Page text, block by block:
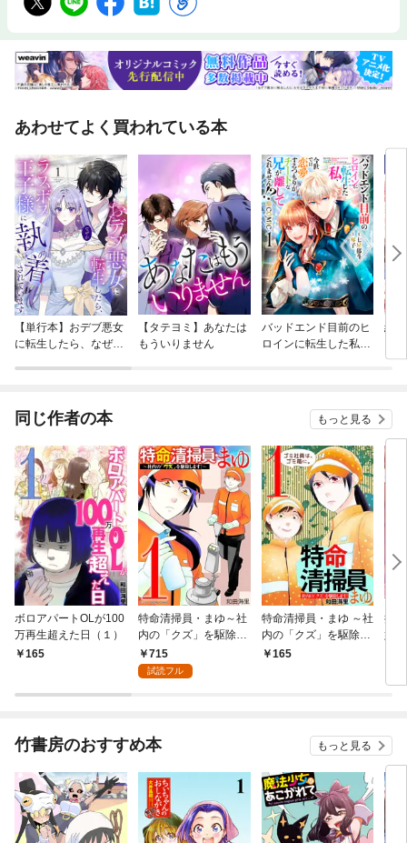
あわせてよく買われている本
【単行本】おデブ悪女
に転生したら、なぜか
【タテヨミ】あなたは
もういりません
バッドエンド目前のヒ
ロインに転生した私、
結
同じ作者の本 もっと見る
ボロアパートOLが100
万再生超えた日（１）
165
特命清掃員・まゆ～社
内の「クズ」を駆除し
ます！～ デジコレ DIG
ITAL COMICS（１）
715
試読フル
特命清掃員・まゆ ～社
内の「クズ」を駆除し
ます！～（１）
165
推
婚
竹書房のおすすめ本 もっと見る